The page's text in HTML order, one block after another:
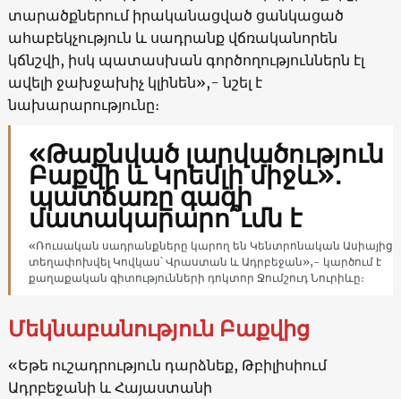
տարածքներում իրականացված ցանկացած
ահաբեկչություն և սադրանք վճռականորեն
կճնշվի, իսկ պատասխան գործողություններն էլ
ավելի ջախջախիչ կլինեն»,- նշել է
նախարարությունը։
«Թաքնված լարվածություն
Բաքվի և Կրեմլի միջև»․
պատճառը գազի
մատակարարո՞ւմն է
«Ռուսական սադրանքները կարող են Կենտրոնական Ասիայից
տեղափոխվել Կովկաս՝ Վրաստան և Ադրբեջան»,- կարծում է
քաղաքական գիտությունների դոկտոր Ջումշուդ Նուրիևը։
Մեկնաբանություն Բաքվից
«Եթե ուշադրություն դարձնեք, Թբիլիսիում
Ադրբեջանի և Հայաստանի